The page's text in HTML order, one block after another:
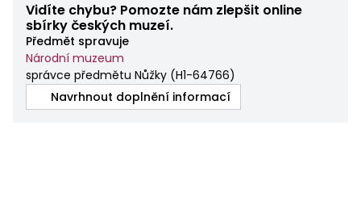
Vidíte chybu? Pomozte nám zlepšit online
sbírky českých muzeí.
Předmět spravuje
Národní muzeum
správce předmětu Nůžky (H1-64766)
Navrhnout doplnění informací